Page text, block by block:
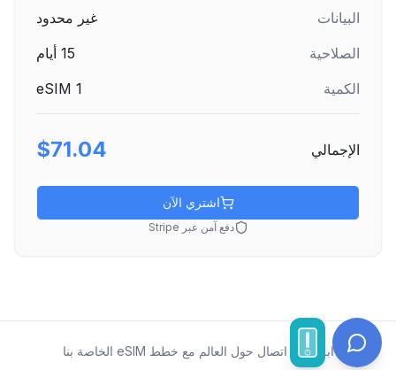
البيانات
غير محدود
الصلاحية
15 أيام
الكمية
1
الإجمالي $71.04
اشتري الآن
دفع آمن عبر Stripe
ابقَ على اتصال حول العالم مع خطط eSIM الخاصة بنا